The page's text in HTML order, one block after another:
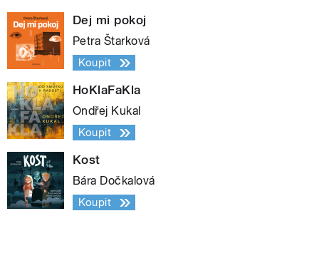
Dej mi pokoj
Petra Štarková
Koupit
HoKlaFaKla
Ondřej Kukal
Koupit
Kost
Bára Dočkalová
Koupit